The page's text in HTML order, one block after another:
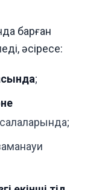
барған
әсіресе:
;
салаларында;